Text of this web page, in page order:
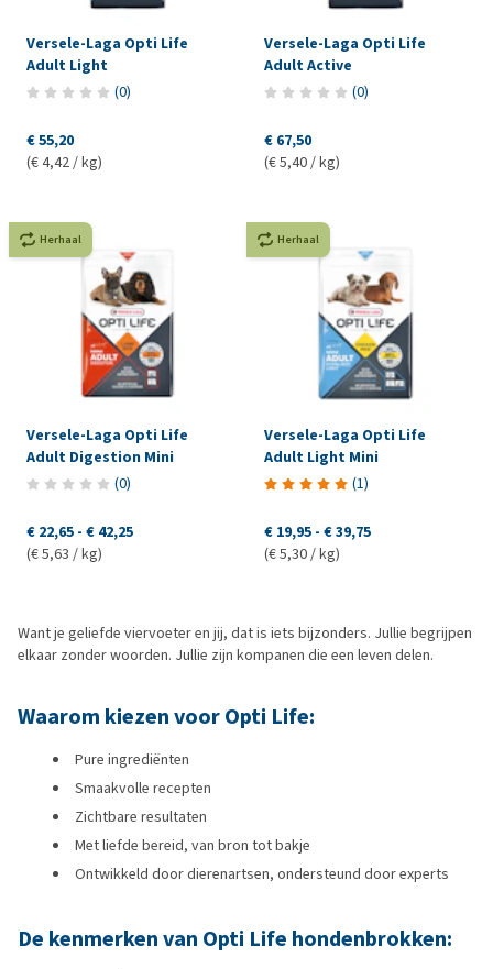
Versele-Laga Opti Life
Adult Light
(0)
€ 55,20
(€ 4,42 / kg)
Versele-Laga Opti Life
Adult Active
(0)
€ 67,50
(€ 5,40 / kg)
Herhaal
Versele-Laga Opti Life
Adult Digestion Mini
(0)
€ 22,65 - € 42,25
(€ 5,63 / kg)
Herhaal
Versele-Laga Opti Life
Adult Light Mini
(1)
€ 19,95 - € 39,75
(€ 5,30 / kg)
Want je geliefde viervoeter en jij, dat is iets bijzonders. Jullie begrijpen
elkaar zonder woorden. Jullie zijn kompanen die een leven delen.
Waarom kiezen voor Opti Life:
Pure ingrediënten
Smaakvolle recepten
Zichtbare resultaten
Met liefde bereid, van bron tot bakje
Ontwikkeld door dierenartsen, ondersteund door experts
De kenmerken van Opti Life hondenbrokken: